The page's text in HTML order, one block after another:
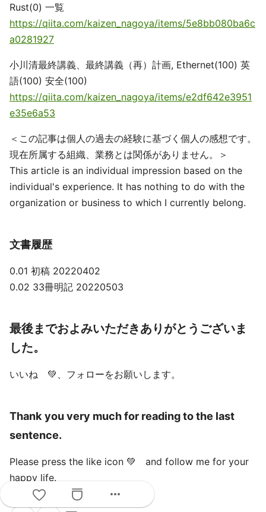
Rust(0) 一覧
https://qiita.com/kaizen_nagoya/items/5e8bb080ba6c
a0281927
小川清最終講義、最終講義（再）計画, Ethernet(100) 英
語(100) 安全(100)
https://qiita.com/kaizen_nagoya/items/e2df642e3951
e35e6a53
＜この記事は個人の過去の経験に基づく個人の感想です。
現在所属する組織、業務とは関係がありません。＞
This article is an individual impression based on the
individual's experience. It has nothing to do with the
organization or business to which I currently belong.
文書履歴
0.01 初稿 20220402
0.02 33冊明記 20220503
最後までおよみいただきありがとうございま
した。
いいね 💚、フォローをお願いします。
Thank you very much for reading to the last
sentence.
Please press the like icon 💚 and follow me for your
happy life.
more_horiz